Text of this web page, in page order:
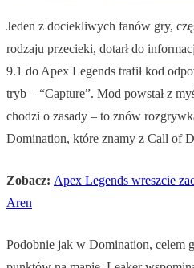
Jeden z dociekliwych fanów gry,
rodzaju przecieki, dotarł do
9.1 do Apex Legends trafił kod
tryb – “Capture”. Mod powstał z
chodzi o zasady – to znów
Domination, które znamy z Call of
Zobacz: Apex Legends wreszcie
Aren
Podobnie jak w Domination, celem